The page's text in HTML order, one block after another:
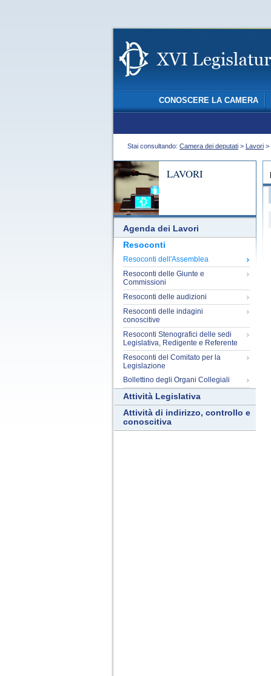
CONOSCERE LA CAMERA
Stai consultando: Camera dei deputati > Lavori >
LAVORI
Agenda dei Lavori
Resoconti
Resoconti dell'Assemblea
Resoconti delle Giunte e
Commissioni
Resoconti delle audizioni
Resoconti delle indagini
conoscitive
Resoconti Stenografici delle sedi
Legislativa, Redigente e Referente
Resoconti del Comitato per la
Legislazione
Bollettino degli Organi Collegiali
Attività Legislativa
Attività di indirizzo, controllo e
conoscitiva